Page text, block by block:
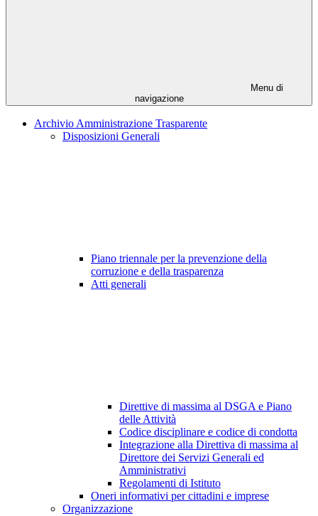
Menu di
navigazione
Archivio Amministrazione Trasparente
Disposizioni Generali
Piano triennale per la prevenzione della
corruzione e della trasparenza
Atti generali
Direttive di massima al DSGA e Piano
delle Attività
Codice disciplinare e codice di condotta
Integrazione alla Direttiva di massima al
Direttore dei Servizi Generali ed
Amministrativi
Regolamenti di Istituto
Oneri informativi per cittadini e imprese
Organizzazione